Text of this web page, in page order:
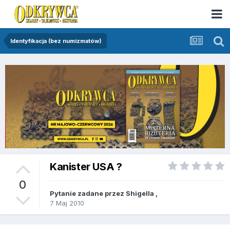
Identyfikacja (bez numizmatów)
0
Kanister USA ?
Pytanie zadane przez Shigella
7 Maj 2010